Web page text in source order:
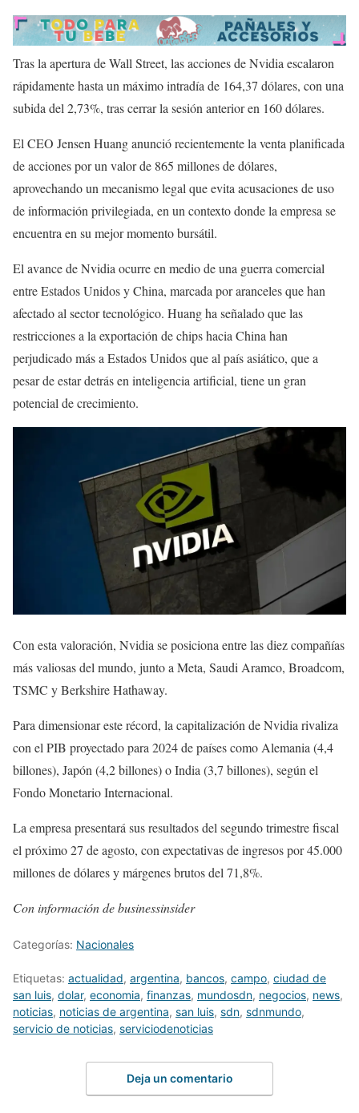
Tras la apertura de Wall Street, las acciones de Nvidia escalaron
rápidamente hasta un máximo intradía de 164,37 dólares, con una
subida del 2,73%, tras cerrar la sesión anterior en 160 dólares.
El CEO Jensen Huang anunció recientemente la venta planificada
de acciones por un valor de 865 millones de dólares,
aprovechando un mecanismo legal que evita acusaciones de uso
de información privilegiada, en un contexto donde la empresa se
encuentra en su mejor momento bursátil.
El avance de Nvidia ocurre en medio de una guerra comercial
entre Estados Unidos y China, marcada por aranceles que han
afectado al sector tecnológico. Huang ha señalado que las
restricciones a la exportación de chips hacia China han
perjudicado más a Estados Unidos que al país asiático, que a
pesar de estar detrás en inteligencia artificial, tiene un gran
potencial de crecimiento.
Con esta valoración, Nvidia se posiciona entre las diez compañías
más valiosas del mundo, junto a Meta, Saudi Aramco, Broadcom,
TSMC y Berkshire Hathaway.
Para dimensionar este récord, la capitalización de Nvidia rivaliza
con el PIB proyectado para 2024 de países como Alemania (4,4
billones), Japón (4,2 billones) o India (3,7 billones), según el
Fondo Monetario Internacional.
La empresa presentará sus resultados del segundo trimestre fiscal
el próximo 27 de agosto, con expectativas de ingresos por 45.000
millones de dólares y márgenes brutos del 71,8%.
Con información de businessinsider
Categorías: Nacionales
Etiquetas: actualidad, argentina, bancos, campo, ciudad de
san luis, dolar, economia, finanzas, mundosdn, negocios, news,
noticias, noticias de argentina, san luis, sdn, sdnmundo,
servicio de noticias, serviciodenoticias
Deja un comentario